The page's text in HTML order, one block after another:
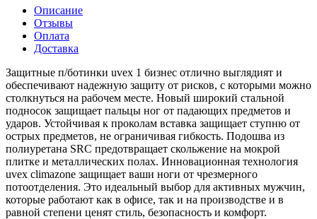
Описание
Отзывы
Оплата
Доставка
Защитные п/ботинки uvex 1 бизнес отлично выглядият и
обеспечивают надежную защиту от рисков, с которыми можно
столкнуться на рабочем месте. Новый широкий стальной
подносок защищает пальцы ног от падающих предметов и
ударов. Устойчивая к проколам вставка защищает ступню от
острых предметов, не ограничивая гибкость. Подошва из
полиуретана SRC предотвращает скольжение на мокрой
плитке и металлических полах. Инновационная технология
uvex climazone защищает ваши ноги от чрезмерного
потоотделения. Это идеальный выбор для активных мужчин,
которые работают как в офисе, так и на производстве и в
равной степени ценят стиль, безопасность и комфорт.